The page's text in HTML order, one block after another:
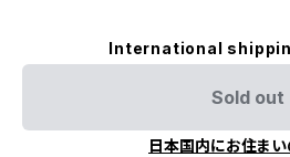
International
Sold out
日本国内にお住ま